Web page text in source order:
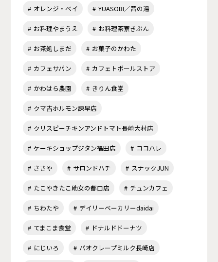
オレンジ・ベイ YUASOBI／茜の湯
お料理やまうえ お料理茶寮きぶん
お茶処しまだ お菓子のかわた
カフェサパン カフェトポールストア
かわはら農園 きりん食堂
クマ吉ホルモン諫早店
クリスピーチキンアンドトマト長崎大村店
ケーキショップジタン福田店 ココハレ
ささや サロンドハチ スナックJUN
たこやきたこ助女の都口店 チュンカフェ
ちわたや デイリーベーカリーdaidai
てまこま食堂 ドナルドドーナツ
にじいろ パオクレープミルク長崎店